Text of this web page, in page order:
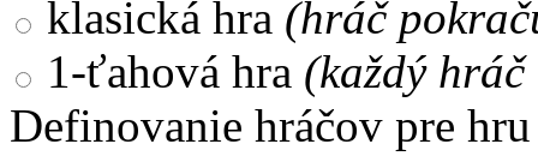
klasická hra (hráč
1-ťahová hra (každý
Definovanie hráčov pre hru